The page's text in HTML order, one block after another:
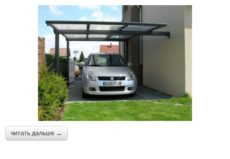
читать дальше →